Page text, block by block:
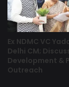
Ex NDMC VC
Delhi CM;
Development &
Outreach